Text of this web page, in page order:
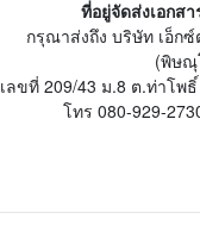
ที่อยู่จัดส่งเอกส
กรุณาส่งถึง บริษัท เอ็ก
(พิษณุ
เลขที่ 209/43 ม.8 ต.ท่าโพ
โทร 080-929-